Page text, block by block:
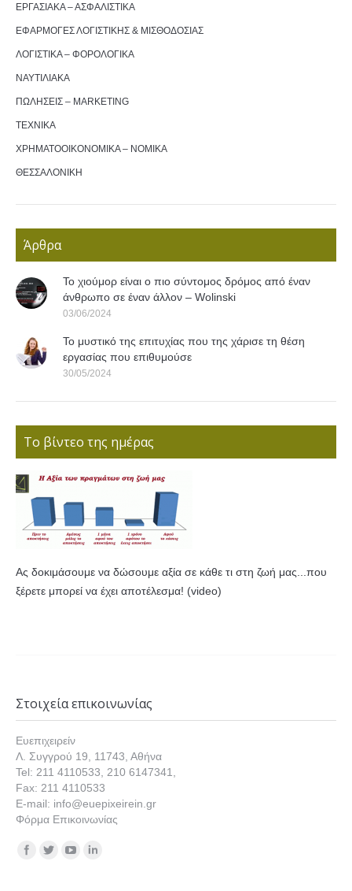
ΕΡΓΑΣΙΑΚΑ – ΑΣΦΑΛΙΣΤΙΚΑ
ΕΦΑΡΜΟΓΕΣ ΛΟΓΙΣΤΙΚΗΣ & ΜΙΣΘΟΔΟΣΙΑΣ
ΛΟΓΙΣΤΙΚΑ – ΦΟΡΟΛΟΓΙΚΑ
ΝΑΥΤΙΛΙΑΚΑ
ΠΩΛΗΣΕΙΣ – MARKETING
ΤΕΧΝΙΚΑ
ΧΡΗΜΑΤΟΟΙΚΟΝΟΜΙΚΑ – ΝΟΜΙΚΑ
ΘΕΣΣΑΛΟΝΙΚΗ
Άρθρα
Το χιούμορ είναι ο πιο σύντομος δρόμος από έναν
άνθρωπο σε έναν άλλον – Wolinski
03/06/2024
Το μυστικό της επιτυχίας που της χάρισε τη θέση
εργασίας που επιθυμούσε
30/05/2024
Το βίντεο της ημέρας
Ας δοκιμάσουμε να δώσουμε αξία σε κάθε τι στη ζωή μας...που
ξέρετε μπορεί να έχει αποτέλεσμα! (video)
Στοιχεία επικοινωνίας
Ευεπιχειρείν
Λ. Συγγρού 19, 11743, Αθήνα
Tel: 211 4110533, 210 6147341,
Fax: 211 4110533
E-mail: info@euepixeirein.gr
Φόρμα Επικοινωνίας
Find us on: